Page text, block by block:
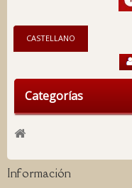
CASTELLANO
Categorías
Información